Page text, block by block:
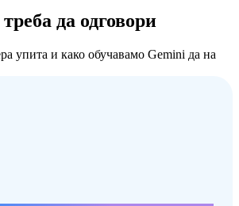
да одговори
упита и како обучавамо Gemini да на